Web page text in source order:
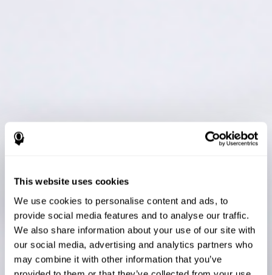
This website uses cookies
We use cookies to personalise content and ads, to
provide social media features and to analyse our traffic.
We also share information about your use of our site with
our social media, advertising and analytics partners who
may combine it with other information that you’ve